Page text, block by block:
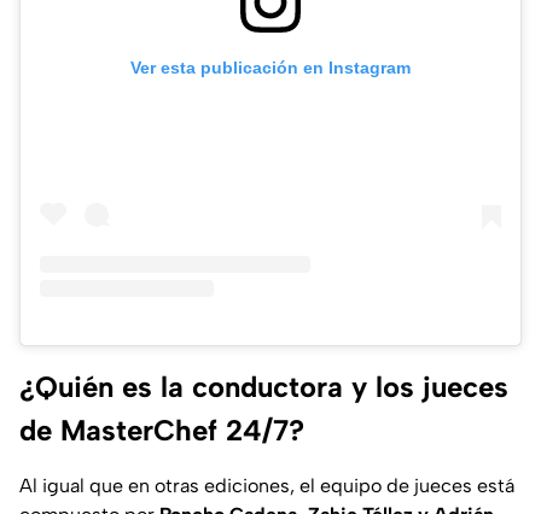
Ver esta publicación en Instagram
¿Quién es la conductora y los jueces
de MasterChef 24/7?
Al igual que en otras ediciones, el equipo de jueces está